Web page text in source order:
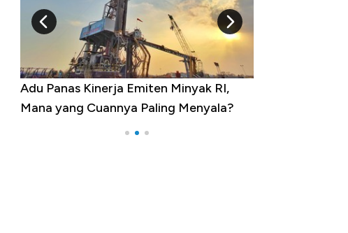
Adu Panas Kinerja Emiten Minyak RI,
Mana yang Cuannya Paling Menyala?